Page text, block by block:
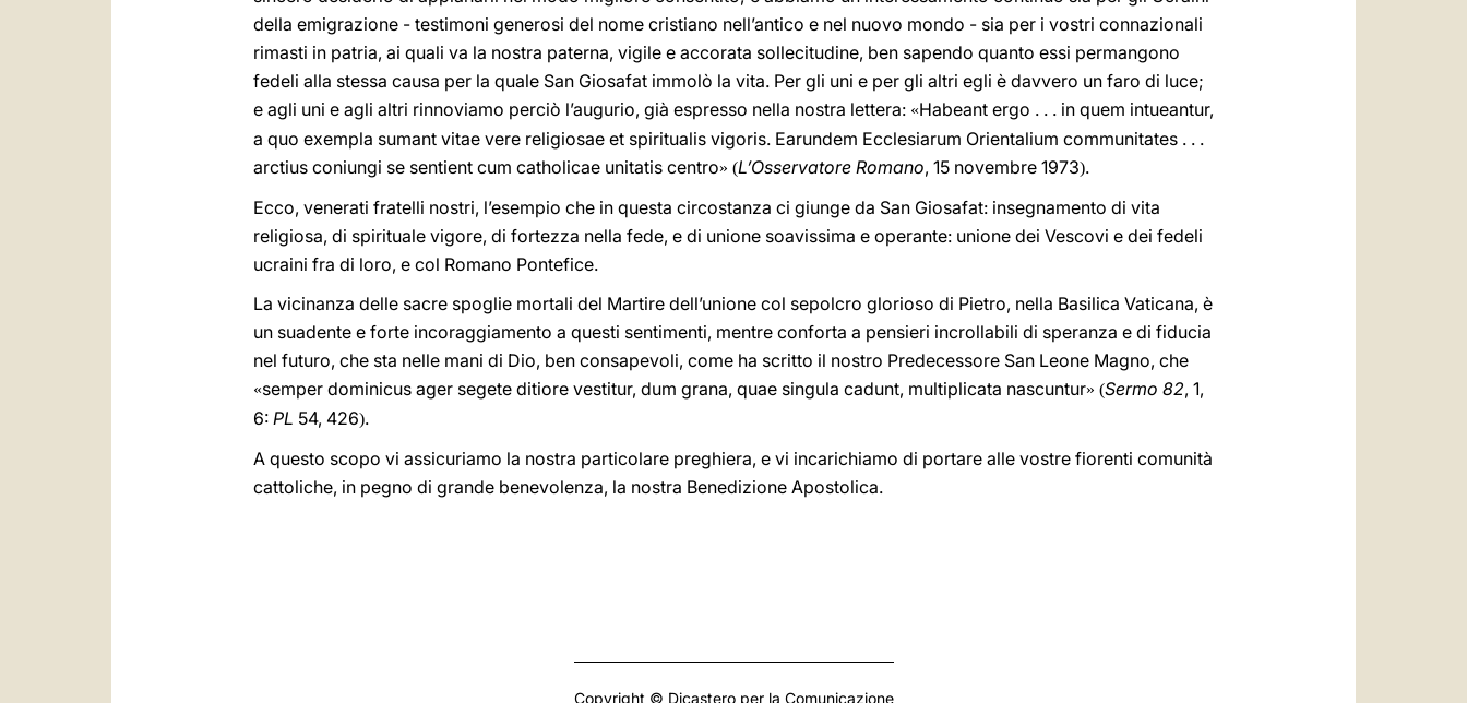
della emigrazione - testimoni generosi del nome cristiano nell’antico e nel nuovo mondo - sia per i vostri connazionali
rimasti in patria, ai quali va la nostra paterna, vigile e accorata sollecitudine, ben sapendo quanto essi permangono
fedeli alla stessa causa per la quale San Giosafat immolò la vita. Per gli uni e per gli altri egli è davvero un faro di luce;
e agli uni e agli altri rinnoviamo perciò l’augurio, già espresso nella nostra lettera: «Habeant ergo . . . in quem intueantur,
a quo exempla sumant vitae vere religiosae et spiritualis vigoris. Earundem Ecclesiarum Orientalium communitates . . .
arctius coniungi se sentient cum catholicae unitatis centro» (L’Osservatore Romano, 15 novembre 1973).
Ecco, venerati fratelli nostri, l’esempio che in questa circostanza ci giunge da San Giosafat: insegnamento di vita
religiosa, di spirituale vigore, di fortezza nella fede, e di unione soavissima e operante: unione dei Vescovi e dei fedeli
ucraini fra di loro, e col Romano Pontefice.
La vicinanza delle sacre spoglie mortali del Martire dell’unione col sepolcro glorioso di Pietro, nella Basilica Vaticana, è
un suadente e forte incoraggiamento a questi sentimenti, mentre conforta a pensieri incrollabili di speranza e di fiducia
nel futuro, che sta nelle mani di Dio, ben consapevoli, come ha scritto il nostro Predecessore San Leone Magno, che
«semper dominicus ager segete ditiore vestitur, dum grana, quae singula cadunt, multiplicata nascuntur» (Sermo 82, 1,
6: PL 54, 426).
A questo scopo vi assicuriamo la nostra particolare preghiera, e vi incarichiamo di portare alle vostre fiorenti comunità
cattoliche, in pegno di grande benevolenza, la nostra Benedizione Apostolica.
Copyright © Dicastero per la Comunicazione